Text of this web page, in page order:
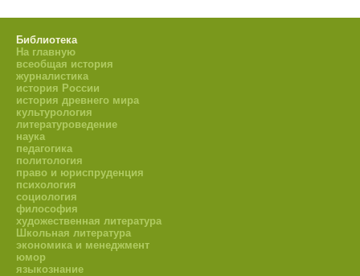
Библиотека
На главную
всеобщая история
журналистика
история России
история древнего мира
культурология
литературоведение
наука
педагогика
политология
право и юриспруденция
психология
социология
философия
художественная литература
Школьная литература
экономика и менеджмент
юмор
языкознание